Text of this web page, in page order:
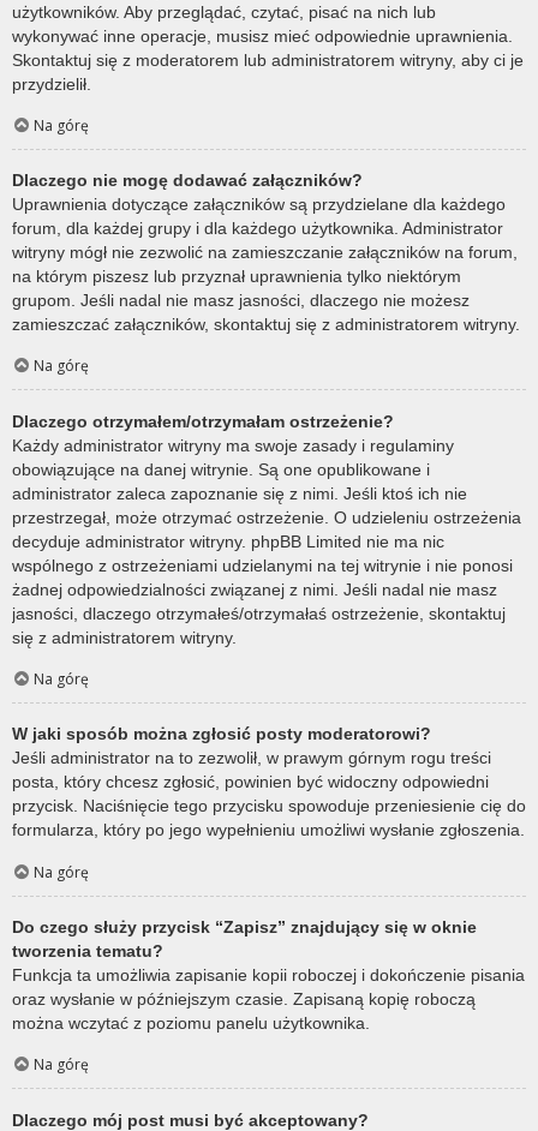
użytkowników. Aby przeglądać, czytać, pisać na nich lub
wykonywać inne operacje, musisz mieć odpowiednie uprawnienia.
Skontaktuj się z moderatorem lub administratorem witryny, aby ci je
przydzielił.
Na górę
Dlaczego nie mogę dodawać załączników?
Uprawnienia dotyczące załączników są przydzielane dla każdego
forum, dla każdej grupy i dla każdego użytkownika. Administrator
witryny mógł nie zezwolić na zamieszczanie załączników na forum,
na którym piszesz lub przyznał uprawnienia tylko niektórym
grupom. Jeśli nadal nie masz jasności, dlaczego nie możesz
zamieszczać załączników, skontaktuj się z administratorem witryny.
Na górę
Dlaczego otrzymałem/otrzymałam ostrzeżenie?
Każdy administrator witryny ma swoje zasady i regulaminy
obowiązujące na danej witrynie. Są one opublikowane i
administrator zaleca zapoznanie się z nimi. Jeśli ktoś ich nie
przestrzegał, może otrzymać ostrzeżenie. O udzieleniu ostrzeżenia
decyduje administrator witryny. phpBB Limited nie ma nic
wspólnego z ostrzeżeniami udzielanymi na tej witrynie i nie ponosi
żadnej odpowiedzialności związanej z nimi. Jeśli nadal nie masz
jasności, dlaczego otrzymałeś/otrzymałaś ostrzeżenie, skontaktuj
się z administratorem witryny.
Na górę
W jaki sposób można zgłosić posty moderatorowi?
Jeśli administrator na to zezwolił, w prawym górnym rogu treści
posta, który chcesz zgłosić, powinien być widoczny odpowiedni
przycisk. Naciśnięcie tego przycisku spowoduje przeniesienie cię do
formularza, który po jego wypełnieniu umożliwi wysłanie zgłoszenia.
Na górę
Do czego służy przycisk “Zapisz” znajdujący się w oknie
tworzenia tematu?
Funkcja ta umożliwia zapisanie kopii roboczej i dokończenie pisania
oraz wysłanie w późniejszym czasie. Zapisaną kopię roboczą
można wczytać z poziomu panelu użytkownika.
Na górę
Dlaczego mój post musi być akceptowany?